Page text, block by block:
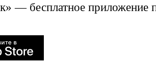
— бесплатное приложение